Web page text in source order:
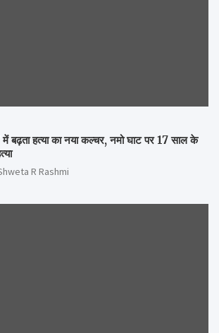
बढ़ता हत्या का नया कल्चर, नमो घाट पर 17 साल के
R Rashmi